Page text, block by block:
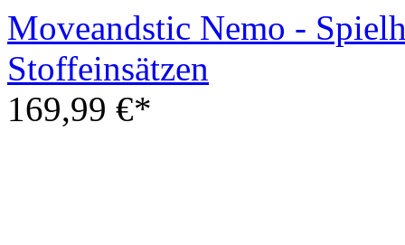
Moveandstic Nemo -
Stoffeinsätzen
169,99 €*